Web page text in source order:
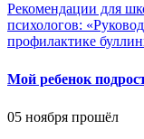
Рекомендации для
психологов:
профилактике
Мой ребенок
05 ноября прошёл